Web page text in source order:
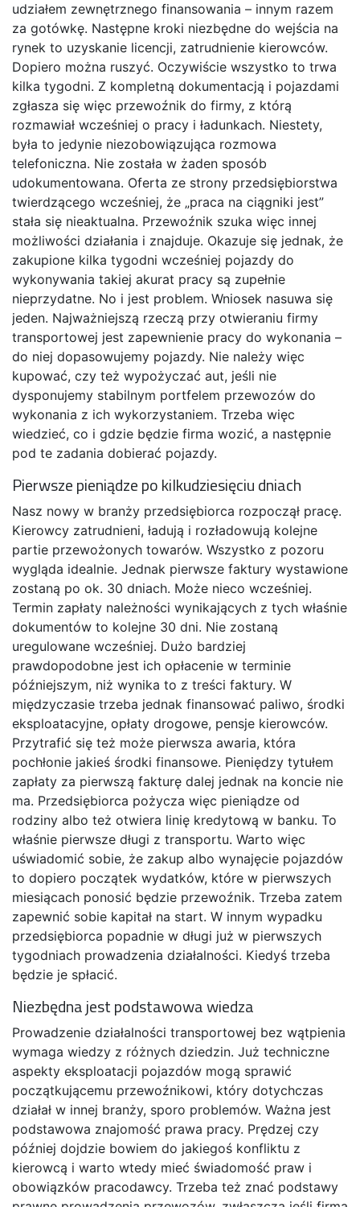
udziałem zewnętrznego finansowania – innym razem
za gotówkę. Następne kroki niezbędne do wejścia na
rynek to uzyskanie licencji, zatrudnienie kierowców.
Dopiero można ruszyć. Oczywiście wszystko to trwa
kilka tygodni. Z kompletną dokumentacją i pojazdami
zgłasza się więc przewoźnik do firmy, z którą
rozmawiał wcześniej o pracy i ładunkach. Niestety,
była to jedynie niezobowiązująca rozmowa
telefoniczna. Nie została w żaden sposób
udokumentowana. Oferta ze strony przedsiębiorstwa
twierdzącego wcześniej, że „praca na ciągniki jest”
stała się nieaktualna. Przewoźnik szuka więc innej
możliwości działania i znajduje. Okazuje się jednak, że
zakupione kilka tygodni wcześniej pojazdy do
wykonywania takiej akurat pracy są zupełnie
nieprzydatne. No i jest problem. Wniosek nasuwa się
jeden. Najważniejszą rzeczą przy otwieraniu firmy
transportowej jest zapewnienie pracy do wykonania –
do niej dopasowujemy pojazdy. Nie należy więc
kupować, czy też wypożyczać aut, jeśli nie
dysponujemy stabilnym portfelem przewozów do
wykonania z ich wykorzystaniem. Trzeba więc
wiedzieć, co i gdzie będzie firma wozić, a następnie
pod te zadania dobierać pojazdy.
Pierwsze pieniądze po kilkudziesięciu dniach
Nasz nowy w branży przedsiębiorca rozpoczął pracę.
Kierowcy zatrudnieni, ładują i rozładowują kolejne
partie przewożonych towarów. Wszystko z pozoru
wygląda idealnie. Jednak pierwsze faktury wystawione
zostaną po ok. 30 dniach. Może nieco wcześniej.
Termin zapłaty należności wynikających z tych właśnie
dokumentów to kolejne 30 dni. Nie zostaną
uregulowane wcześniej. Dużo bardziej
prawdopodobne jest ich opłacenie w terminie
późniejszym, niż wynika to z treści faktury. W
międzyczasie trzeba jednak finansować paliwo, środki
eksploatacyjne, opłaty drogowe, pensje kierowców.
Przytrafić się też może pierwsza awaria, która
pochłonie jakieś środki finansowe. Pieniędzy tytułem
zapłaty za pierwszą fakturę dalej jednak na koncie nie
ma. Przedsiębiorca pożycza więc pieniądze od
rodziny albo też otwiera linię kredytową w banku. To
właśnie pierwsze długi z transportu. Warto więc
uświadomić sobie, że zakup albo wynajęcie pojazdów
to dopiero początek wydatków, które w pierwszych
miesiącach ponosić będzie przewoźnik. Trzeba zatem
zapewnić sobie kapitał na start. W innym wypadku
przedsiębiorca popadnie w długi już w pierwszych
tygodniach prowadzenia działalności. Kiedyś trzeba
będzie je spłacić.
Niezbędna jest podstawowa wiedza
Prowadzenie działalności transportowej bez wątpienia
wymaga wiedzy z różnych dziedzin. Już techniczne
aspekty eksploatacji pojazdów mogą sprawić
początkującemu przewoźnikowi, który dotychczas
działał w innej branży, sporo problemów. Ważna jest
podstawowa znajomość prawa pracy. Prędzej czy
później dojdzie bowiem do jakiegoś konfliktu z
kierowcą i warto wtedy mieć świadomość praw i
obowiązków pracodawcy. Trzeba też znać podstawy